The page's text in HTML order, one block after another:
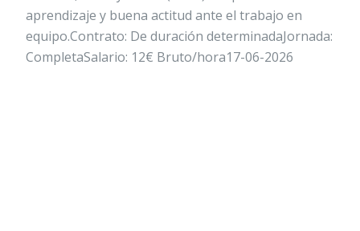
aprendizaje y buena actitud ante el trabajo en
equipo.Contrato: De duración determinadaJornada:
CompletaSalario: 12€ Bruto/hora17-06-2026